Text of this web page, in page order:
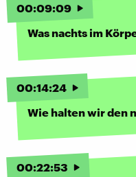
00:09:09
Was nachts im
00:14:24
Wie halten wir den
00:22:53